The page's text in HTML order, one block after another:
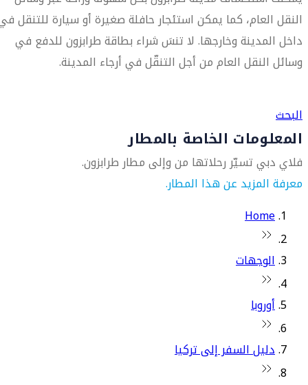
النقل العام، كما يمكن استئجار حافلة صغيرة أو سيارة للتنقل
داخل المدينة وخارجها. لا تنسَ شراء بطاقة طرابزون للدفع في
وسائل النقل العام من أجل التنقّل في أرجاء المدينة.
البحث
المعلومات الخاصة بالمطار
فلاي دبي تسيّر رحلاتها من وإلى مطار طرابزون.
معرفة المزيد عن هذا المطار.
Home
الوجهات
أوروبا
دليل السفر إلى تركيا